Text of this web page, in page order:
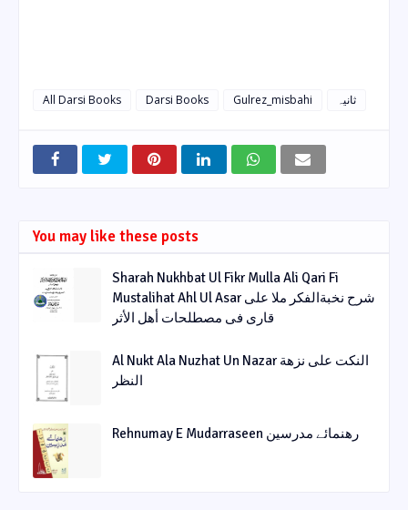
All Darsi Books Darsi Books Gulrez_misbahi ثانیہ
You may like these posts
Sharah Nukhbat Ul Fikr Mulla Ali Qari Fi
Mustalihat Ahl Ul Asar شرح نخبةالفکر ملا علی
قاری فی مصطلحات أھل الأثر
Al Nukt Ala Nuzhat Un Nazar النکت علی نزھة
النظر
Rehnumay E Mudarraseen رهنمائے مدرسین